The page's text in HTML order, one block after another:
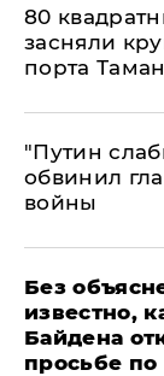
80
засняли
порта
​"Путин
обвинил
войны
Без
известно,
Байдена
просьбе